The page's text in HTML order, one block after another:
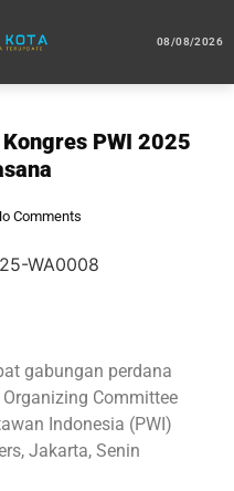
08/08/2026
PWI 2025
Comments
gabungan perdana
Committee
Indonesia (PWI)
Jakarta, Senin